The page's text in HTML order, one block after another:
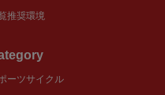
推奨環境
ーツサイクル